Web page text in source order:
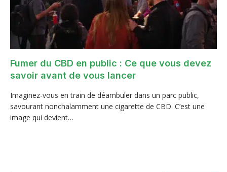
Fumer du CBD en public : Ce que vous devez
savoir avant de vous lancer
Imaginez-vous en train de déambuler dans un parc public,
savourant nonchalamment une cigarette de CBD. C’est une
image qui devient…